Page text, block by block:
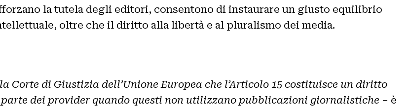
la tutela degli editori, consentono di instaurare un giusto equilibrio
oltre che il diritto alla libertà e al pluralismo dei media.
Corte di Giustizia dell’Unione Europea che l’Articolo 15 costituisce un diritto
dei provider quando questi non utilizzano pubblicazioni giornalistiche – è